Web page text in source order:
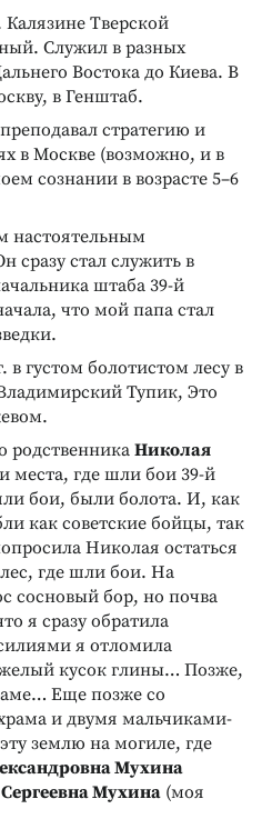
Калязине Тверской
Служил в разных
Востока до Киева. В
в Генштаб.
стратегию и
в Москве (возможно, и в
сознании в возрасте 5–6
настоятельным
сразу стал служить в
штаба 39-й
что мой папа стал
в густом болотистом лесу в
Тупик, Это
Николая
места, где шли бои 39-й
бои, были болота. И, как
как советские бойцы, так
Николая остаться
где шли бои. На
сосновый бор, но почва
я сразу обратила
я отломила
кусок глины… Позже,
Еще позже со
и двумя мальчиками-
землю на могиле, где
Мухина
Мухина (моя